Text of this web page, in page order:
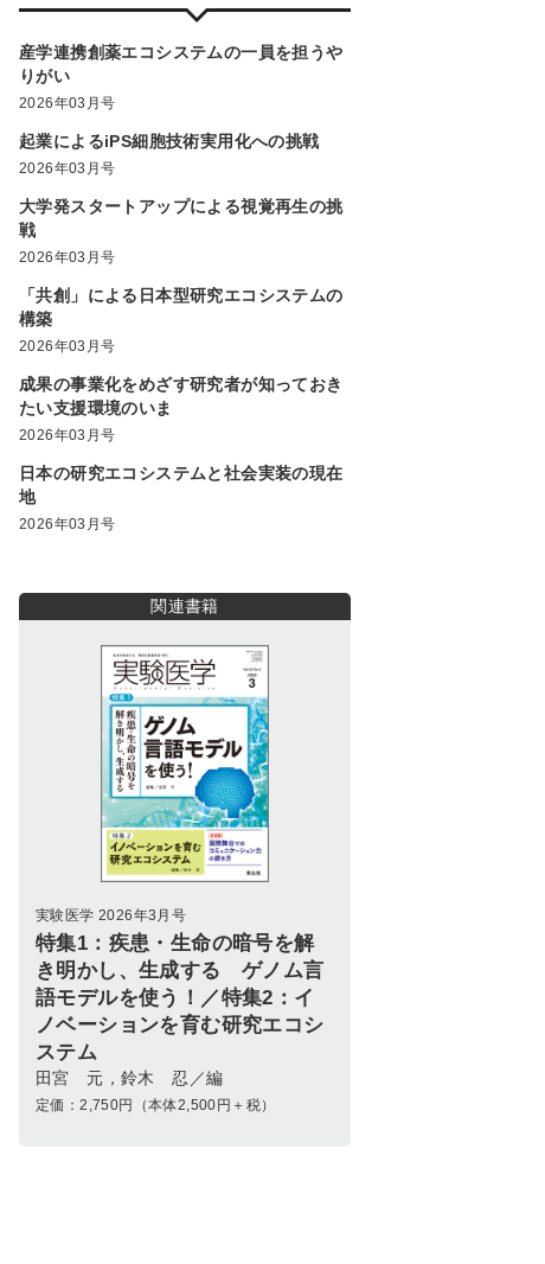
産学連携創薬エコシステムの一員を担うや
りがい
2026年03月号
起業によるiPS細胞技術実用化への挑戦
2026年03月号
大学発スタートアップによる視覚再生の挑
戦
2026年03月号
「共創」による日本型研究エコシステムの
構築
2026年03月号
成果の事業化をめざす研究者が知っておき
たい支援環境のいま
2026年03月号
日本の研究エコシステムと社会実装の現在
地
2026年03月号
関連書籍
実験医学 2026年3月号
特集1：疾患・生命の暗号を解
き明かし、生成する ゲノム言
語モデルを使う！／特集2：イ
ノベーションを育む研究エコシ
ステム
田宮 元，鈴木 忍／編
定価：2,750円（本体2,500円＋税）